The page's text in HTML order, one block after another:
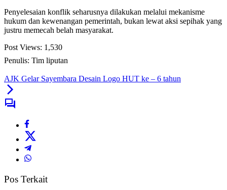
Penyelesaian konflik seharusnya dilakukan melalui mekanisme
hukum dan kewenangan pemerintah, bukan lewat aksi sepihak yang
justru memecah belah masyarakat.
Post Views: 1,530
Penulis: Tim liputan
AJK Gelar Sayembara Desain Logo HUT ke – 6 tahun
Pos Terkait